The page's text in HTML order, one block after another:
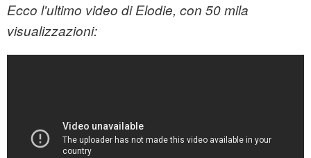
Ecco l'ultimo video di Elodie, con 50 mila
visualizzazioni: